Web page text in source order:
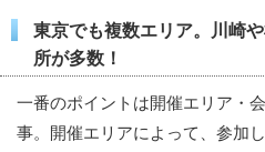
東京でも複数エリア。川崎
所が多数！
一番のポイントは開催エリア・
事。開催エリアによって、参加